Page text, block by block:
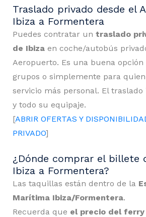
Traslado privado desde el
Ibiza a Formentera
Puedes contratar un traslado
de Ibiza en coche/autobús
Aeropuerto. Es una buena
grupos o simplemente para
servicio más personal. El traslado
y todo su equipaje.
[ABRIR OFERTAS Y
PRIVADO]
¿Dónde comprar el billete
Ibiza a Formentera?
Las taquillas están dentro de la
Marítima Ibiza/Formentera.
Recuerda que el precio del ferry